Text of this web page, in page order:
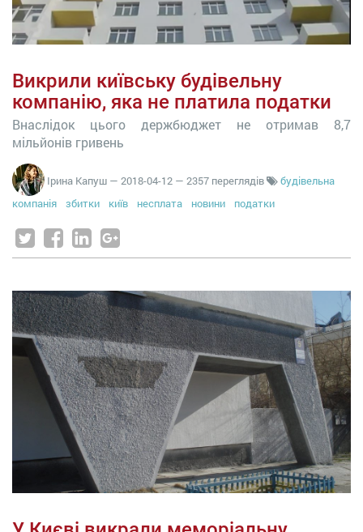
Викрили київську будівельну
компанію, яка не платила податки
Внаслідок цього держбюджет не отримав 8,7
мільйонів гривень
Ірина Капуш — 2018-04-12 — 2357 переглядів
будівельна
компанія
збитки київ несплата новини податки